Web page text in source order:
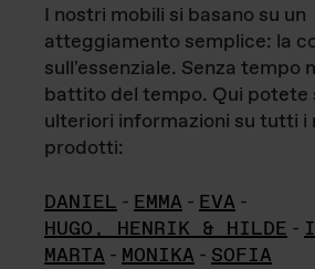
I nostri mobili si basano su un
atteggiamento semplice: la
sull'essenziale. Senza tempo
battito del tempo. Qui potete
ulteriori informazioni su tutti i
prodotti:
DANIEL - EMMA - EVA -
HUGO, HENRIK & HILDE -
MARTA - MONIKA - SOFIA